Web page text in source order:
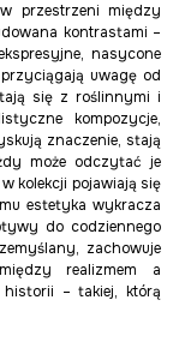
przestrzeni między
kontrastami –
nasycone
uwagę od
się z roślinnymi i
kompozycje,
znaczenie, stają
może odczytać je
kolekcji pojawiają się
estetyka wykracza
do codziennego
zachowuje
realizmem a
– takiej, którą